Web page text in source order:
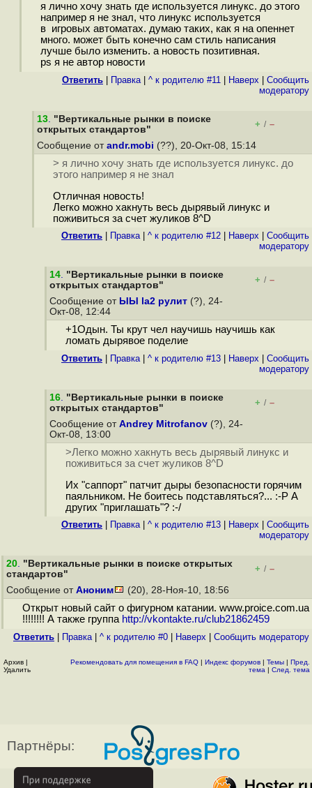
я лично хочу знать где используется линукс. до этого
например я не знал, что линукс используется
в игровых автоматах. думаю таких, как я на опеннет
много. может быть конечно сам стиль написания
лучше было изменить. а новость позитивная.
ps я не автор новости
Ответить Правка| ^ к родителю #11 Наверх
Cообщить
модератору
13. "Вертикальные рынки в поиске
открытых стандартов"
+ / –
Сообщение от andr.mobi (??), 20-Окт-08, 15:14
> я лично хочу знать где используется линукс. до
этого например я не знал
Отличная новость!
Легко можно хакнуть весь дырявый линукс и
поживиться за счет жуликов 8^D
Ответить Правка| ^ к родителю #12 Наверх
Cообщить
модератору
14. "Вертикальные рынки в поиске
открытых стандартов"
+ / –
Сообщение от ЫЫ la2 рулит (?), 24-
Окт-08, 12:44
+1Одын. Ты крут чел научишь научишь как
ломать дырявое поделие
Ответить Правка| ^ к родителю #13 Наверх
Cообщить
модератору
16. "Вертикальные рынки в поиске
открытых стандартов"
+ / –
Сообщение от Andrey Mitrofanov (?), 24-
Окт-08, 13:00
>Легко можно хакнуть весь дырявый линукс и
поживиться за счет жуликов 8^D
Их "саппорт" патчит дыры безопасности горячим
паяльником. Не боитесь подставляться?... :-P А
других "приглашать"? :-/
Ответить Правка| ^ к родителю #13 Наверх
Cообщить
модератору
20. "Вертикальные рынки в поиске открытых
стандартов"
+ / –
Сообщение от Аноним (20), 28-Ноя-10, 18:56
Открыт новый сайт о фигурном катании. www.proice.com.ua
!!!!!!!! А также группа http://vkontakte.ru/club21862459
Ответить Правка| ^ к родителю #0 Наверх Cообщить модератору
Архив |
Удалить
Рекомендовать для помещения в FAQ | Индекс форумов | Темы | Пред.
тема | След. тема
Партнёры: